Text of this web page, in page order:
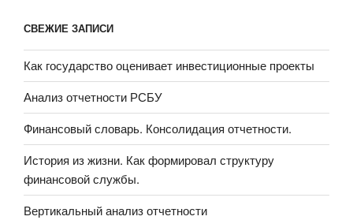
СВЕЖИЕ ЗАПИСИ
Как государство оценивает инвестиционные проекты
Анализ отчетности РСБУ
Финансовый словарь. Консолидация отчетности.
История из жизни. Как формировал структуру
финансовой службы.
Вертикальный анализ отчетности